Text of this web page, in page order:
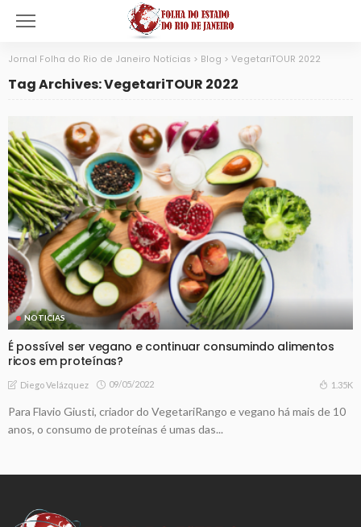
Jornal Folha do Rio de Janeiro Notícias > Blog > VegetariTOUR 2022
Tag Archives: VegetariTOUR 2022
NOTICIAS
É possível ser vegano e continuar consumindo alimentos
ricos em proteínas?
Diego Velázquez 09/05/2022 1.35K
Para Flavio Giusti, criador do VegetariRango e vegano há mais de 10
anos, o consumo de proteínas é umas das...